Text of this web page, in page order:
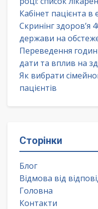
Кабінет пацієнта
Скринінг здоров’я
держави на
Переведення
дати та вплив на
Як вибрати
пацієнтів
Сторінки
Блог
Відмова від
Головна
Контакти